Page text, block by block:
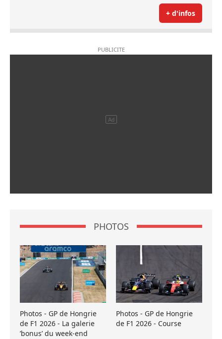
+ d'infos
PHOTOS
Photos - GP de Hongrie
de F1 2026 - La galerie
’bonus’ du week-end
Photos - GP de Hongrie
de F1 2026 - Course